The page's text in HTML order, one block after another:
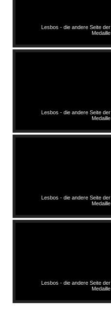
Lesbos - die andere Seite der
Medaille
Lesbos - die andere Seite der
Medaille
Lesbos - die andere Seite der
Medaille
Lesbos - die andere Seite der
Medaille